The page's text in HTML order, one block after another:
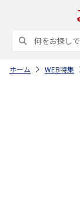
ホーム WEB特集